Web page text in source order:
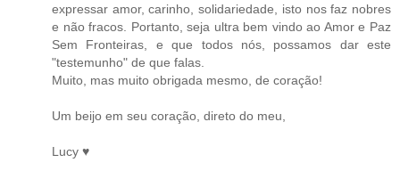
expressar amor, carinho, solidariedade, isto nos faz nobres
e não fracos. Portanto, seja ultra bem vindo ao Amor e Paz
Sem Fronteiras, e que todos nós, possamos dar este
"testemunho" de que falas.
Muito, mas muito obrigada mesmo, de coração!
Um beijo em seu coração, direto do meu,
Lucy ♥